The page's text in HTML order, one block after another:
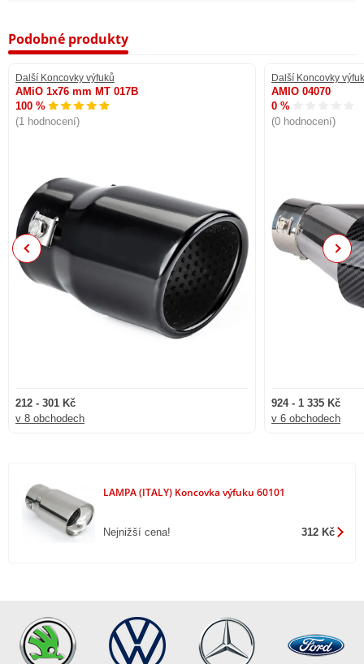
Podobné produkty
Další Koncovky výfuků
AMiO 1x76 mm MT 017B
100 %
(1 hodnocení)
212 - 301 Kč
v 8 obchodech
Další Koncovky
AMIO 04070
0 %
(0 hodnocení)
924 - 1 335 Kč
v 6 obchodech
Previous Next
LAMPA (ITALY) Koncovka výfuku 60101
Nejnižší cena! 312 Kč